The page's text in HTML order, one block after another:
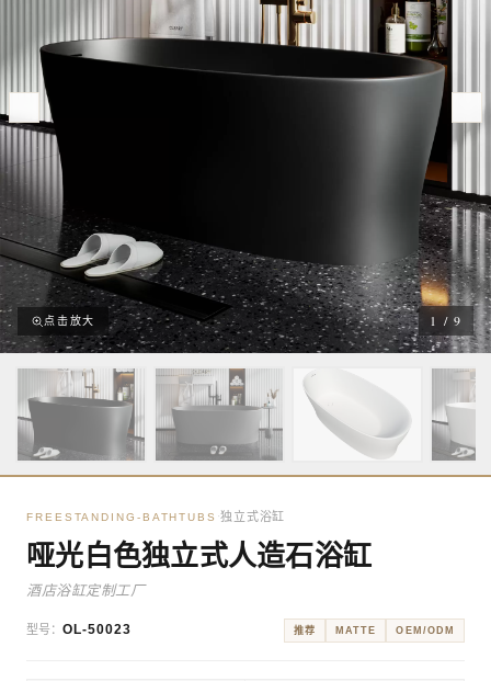
1 /9
点击放大
FREESTANDING-BATHTUBS ·独立式浴缸
哑光白色独立式人造石浴缸
酒店浴缸定制工厂
型号： OL-50023 推荐 MATTE OEM/ODM